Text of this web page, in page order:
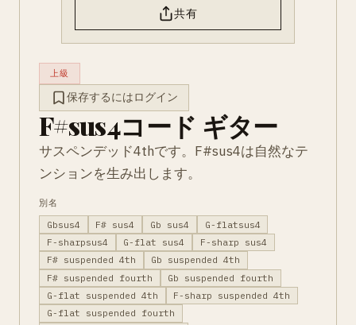
共有
上級
保存するにはログイン
F#sus4コード ギター
サスペンデッド4thです。F#sus4は自然なテ
ンションを生み出します。
別名
Gbsus4
F# sus4 Gb sus4
G-flatsus4
F-sharpsus4
G-flat sus4
F-sharp sus4
F# suspended 4th
Gb suspended 4th
F# suspended fourth
Gb suspended fourth
G-flat suspended 4th
F-sharp suspended 4th
G-flat suspended fourth